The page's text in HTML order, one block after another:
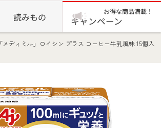
読みもの お得な商品満載！
キャンペーン
「メディミル」ロイシン プラス コーヒー牛乳風味 15個入